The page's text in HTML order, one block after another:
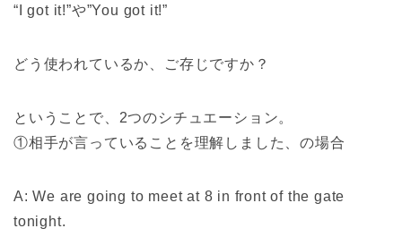
“I got it!”や”You got it!”
どう使われているか、ご存じですか？
ということで、2つのシチュエーション。
①相手が言っていることを理解しました、の場合
A: We are going to meet at 8 in front of the gate
tonight.